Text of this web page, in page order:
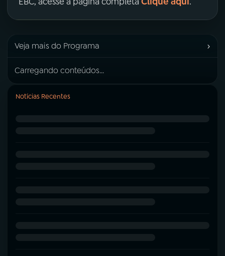
Veja mais do Programa ›
Carregando conteúdos...
Notícias Recentes